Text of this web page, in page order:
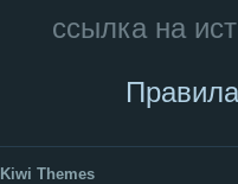
ссылка на
Kiwi Themes